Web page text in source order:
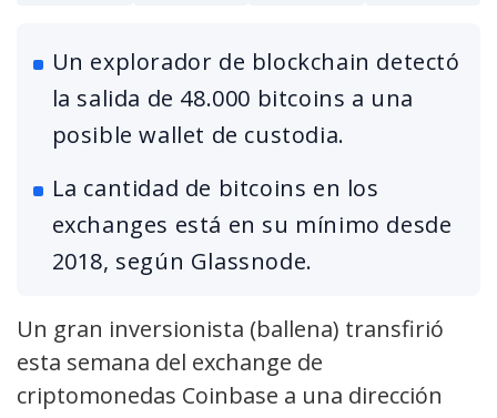
Un explorador de blockchain detectó
la salida de 48.000 bitcoins a una
posible wallet de custodia.
La cantidad de bitcoins en los
exchanges está en su mínimo desde
2018, según Glassnode.
Un gran inversionista (ballena) transfirió
esta semana del exchange de
criptomonedas Coinbase a una dirección